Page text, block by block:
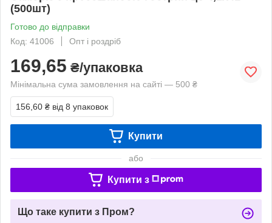
(500шт)
Готово до відправки
Код: 41006
Опт і роздріб
169,65 ₴/упаковка
Мінімальна сума замовлення на сайті — 500 ₴
156,60 ₴ від 8 упаковок
Купити
або
Купити з
Що таке купити з Пром?